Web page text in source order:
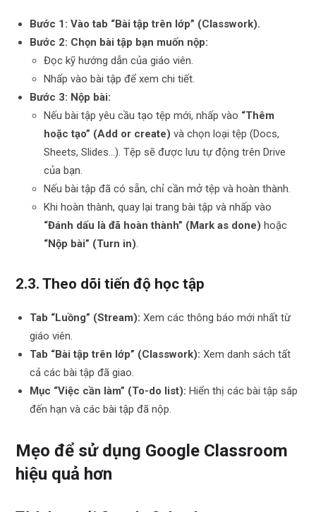
Bước 1: Vào tab “Bài tập trên lớp” (Classwork).
Bước 2: Chọn bài tập bạn muốn nộp:
Đọc kỹ hướng dẫn của giáo viên.
Nhấp vào bài tập để xem chi tiết.
Bước 3: Nộp bài:
Nếu bài tập yêu cầu tạo tệp mới, nhấp vào “Thêm
hoặc tạo” (Add or create) và chọn loại tệp (Docs,
Sheets, Slides…). Tệp sẽ được lưu tự động trên Drive
của bạn.
Nếu bài tập đã có sẵn, chỉ cần mở tệp và hoàn thành.
Khi hoàn thành, quay lại trang bài tập và nhấp vào
“Đánh dấu là đã hoàn thành” (Mark as done) hoặc
“Nộp bài” (Turn in).
2.3. Theo dõi tiến độ học tập
Tab “Luồng” (Stream): Xem các thông báo mới nhất từ
giáo viên.
Tab “Bài tập trên lớp” (Classwork): Xem danh sách tất
cả các bài tập đã giao.
Mục “Việc cần làm” (To-do list): Hiển thị các bài tập sắp
đến hạn và các bài tập đã nộp.
Mẹo để sử dụng Google Classroom
hiệu quả hơn